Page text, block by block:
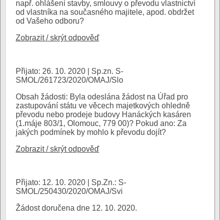
např. ohlášení stavby, smlouvy o převodu vlastnictví
od vlastníka na současného majitele, apod. obdržet
od Vašeho odboru?
Zobrazit / skrýt odpověď
Přijato: 26. 10. 2020 | Sp.zn. S-
SMOL/261723/2020/OMAJ/Slo
Obsah žádosti: Byla odeslána žádost na Úřad pro
zastupování státu ve věcech majetkových ohledně
převodu nebo prodeje budovy Hanáckých kasáren
(1.máje 803/1, Olomouc, 779 00)? Pokud ano: Za
jakých podmínek by mohlo k převodu dojít?
Zobrazit / skrýt odpověď
Přijato: 12. 10. 2020 | Sp.Zn.: S-
SMOL/250430/2020/OMAJ/Svi
Žádost doručena dne 12. 10. 2020.